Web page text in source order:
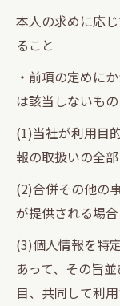
本人の求めに応
ること
・前項の定めに
は該当しないもの
(1)当社が利用目
報の取扱いの全
(2)合併その他の
が提供される場合
(3)個人情報を特
あって、その旨
目、共同して利